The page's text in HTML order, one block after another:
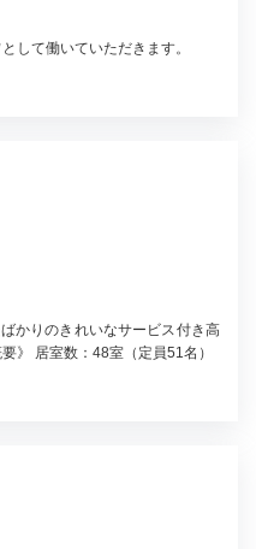
して働いていただきます。
かりのきれいなサービス付き高
》 居室数：48室（定員51名）